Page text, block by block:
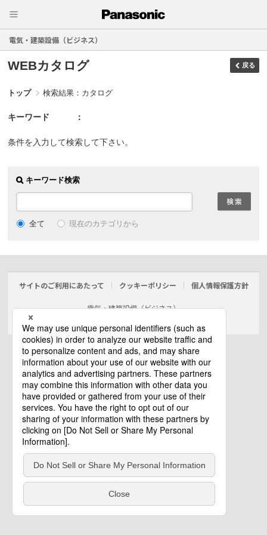
電気・建築設備（ビジネス）
WEBカタログ 戻る
トップ 検索結果：カタログ
キーワード
条件を入力して検索して下さい。
キーワード検索
全て 現在のカテゴリから
サイトのご利用にあたって クッキーポリシー 個人情報保護方針
電気・建築設備（ビジネス）